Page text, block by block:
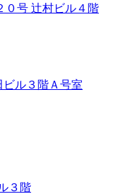
０号 辻村ビル４階
ル３階Ａ号室
３階